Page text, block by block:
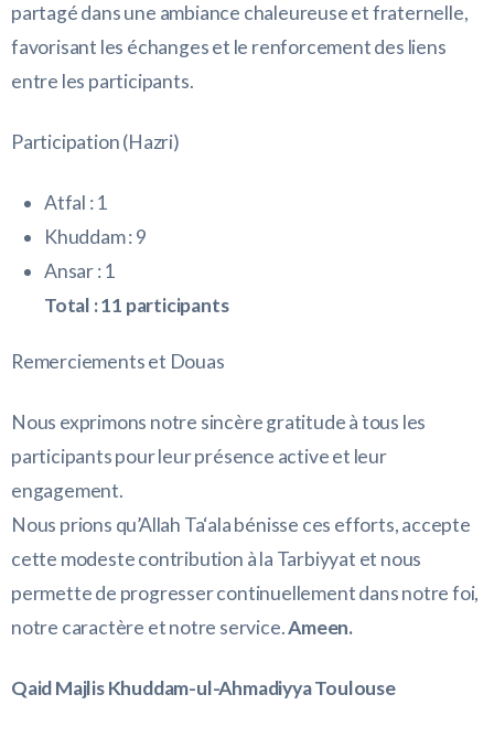
partagé dans une ambiance chaleureuse et fraternelle,
favorisant les échanges et le renforcement des liens
entre les participants.
Participation (Hazri)
Atfal : 1
Khuddam : 9
Ansar : 1
Total : 11 participants
Remerciements et Douas
Nous exprimons notre sincère gratitude à tous les
participants pour leur présence active et leur
engagement.
Nous prions qu’Allah Ta‘ala bénisse ces efforts, accepte
cette modeste contribution à la Tarbiyyat et nous
permette de progresser continuellement dans notre foi,
notre caractère et notre service.Ameen.
Qaid Majlis Khuddam-ul-Ahmadiyya Toulouse